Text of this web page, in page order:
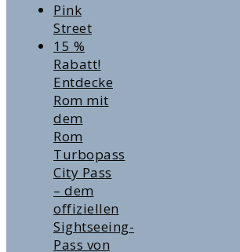
Pink
Street
15 %
Rabatt!
Entdecke
Rom mit
dem
Rom
Turbopass
City Pass
– dem
offiziellen
Sightseeing-
Pass von